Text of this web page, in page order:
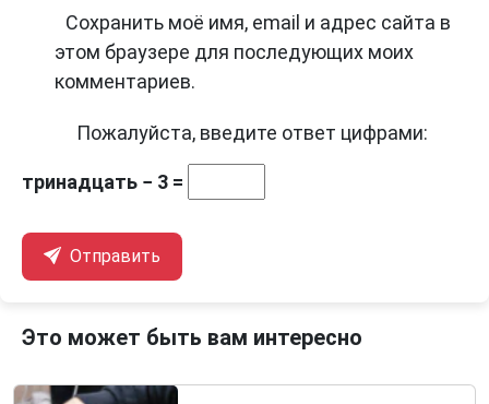
Сохранить моё имя, email и адрес сайта в
этом браузере для последующих моих
комментариев.
Пожалуйста, введите ответ цифрами:
тринадцать − 3 =
Отправить
Это может быть вам интересно